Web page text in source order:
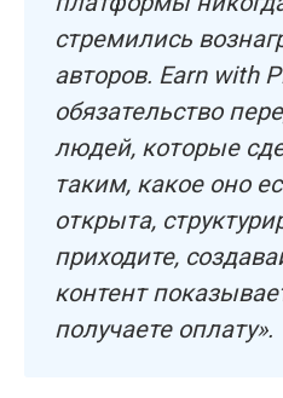
стремились
авторов. Earn with
обязательство
людей, которые
таким, какое оно
открыта,
приходите,
контент
получаете оплату».